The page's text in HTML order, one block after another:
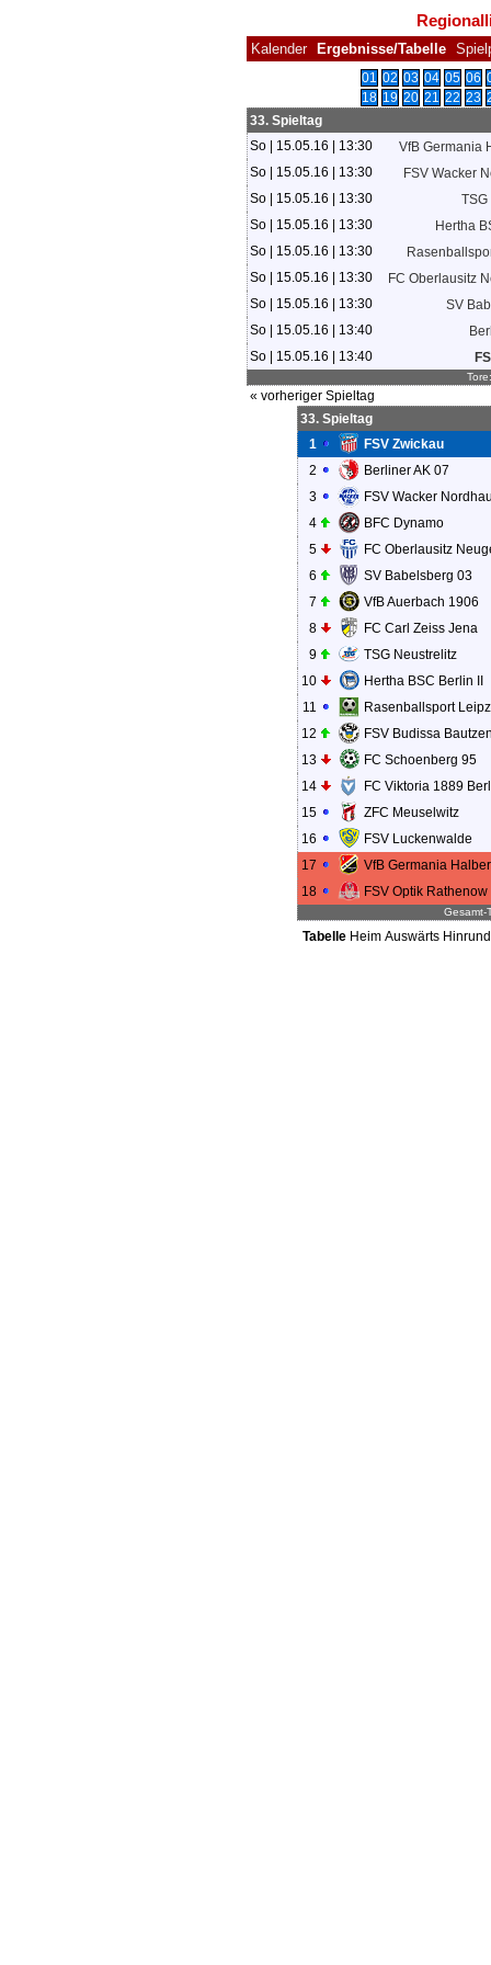
Kalender Ergebnisse/Tabelle
01 02 03 04 05 06
18 19 20 21 22 23
33. Spieltag
So | 15.05.16 | 13:30
VfB Germania
So | 15.05.16 | 13:30
FSV Wacker
So | 15.05.16 | 13:30
So | 15.05.16 | 13:30
Hertha
So | 15.05.16 | 13:30
So | 15.05.16 | 13:30
FC Oberlausitz
So | 15.05.16 | 13:30
SV
So | 15.05.16 | 13:40
So | 15.05.16 | 13:40
« vorheriger Spieltag
Tabelle Heim Auswärts
33. Spieltag
1
FSV Zwickau
2
Berliner AK 07
3
FSV Wacker
4
BFC Dynamo
5
FC Oberlausitz
6
SV Babelsberg 03
7
VfB Auerbach 1906
8
FC Carl Zeiss Jena
9
TSG Neustrelitz
10
Hertha BSC Berlin II
11
Rasenballsport
12
FSV Budissa
13
FC Schoenberg 95
14
FC Viktoria 1889
15
ZFC Meuselwitz
16
FSV Luckenwalde
17
VfB Germania
18
FSV Optik Rathenow